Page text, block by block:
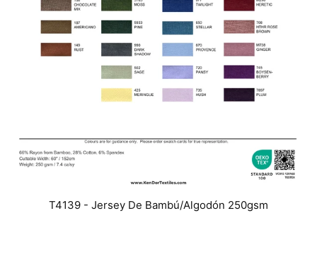
T4139 - Jersey De Bambú/Algodón 250gsm